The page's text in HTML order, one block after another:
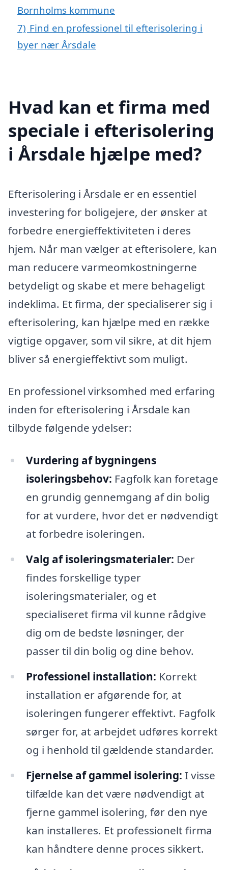
Bornholms kommune
7) Find en professionel til efterisolering i
byer nær Årsdale
Hvad kan et firma med
speciale i efterisolering
i Årsdale hjælpe med?
Efterisolering i Årsdale er en essentiel
investering for boligejere, der ønsker at
forbedre energieffektiviteten i deres
hjem. Når man vælger at efterisolere, kan
man reducere varmeomkostningerne
betydeligt og skabe et mere behageligt
indeklima. Et firma, der specialiserer sig i
efterisolering, kan hjælpe med en række
vigtige opgaver, som vil sikre, at dit hjem
bliver så energieffektivt som muligt.
En professionel virksomhed med erfaring
inden for efterisolering i Årsdale kan
tilbyde følgende ydelser:
Vurdering af bygningens
isoleringsbehov: Fagfolk kan foretage
en grundig gennemgang af din bolig
for at vurdere, hvor det er nødvendigt
at forbedre isoleringen.
Valg af isoleringsmaterialer: Der
findes forskellige typer
isoleringsmaterialer, og et
specialiseret firma vil kunne rådgive
dig om de bedste løsninger, der
passer til din bolig og dine behov.
Professionel installation: Korrekt
installation er afgørende for, at
isoleringen fungerer effektivt. Fagfolk
sørger for, at arbejdet udføres korrekt
og i henhold til gældende standarder.
Fjernelse af gammel isolering: I visse
tilfælde kan det være nødvendigt at
fjerne gammel isolering, før den nye
kan installeres. Et professionelt firma
kan håndtere denne proces sikkert.